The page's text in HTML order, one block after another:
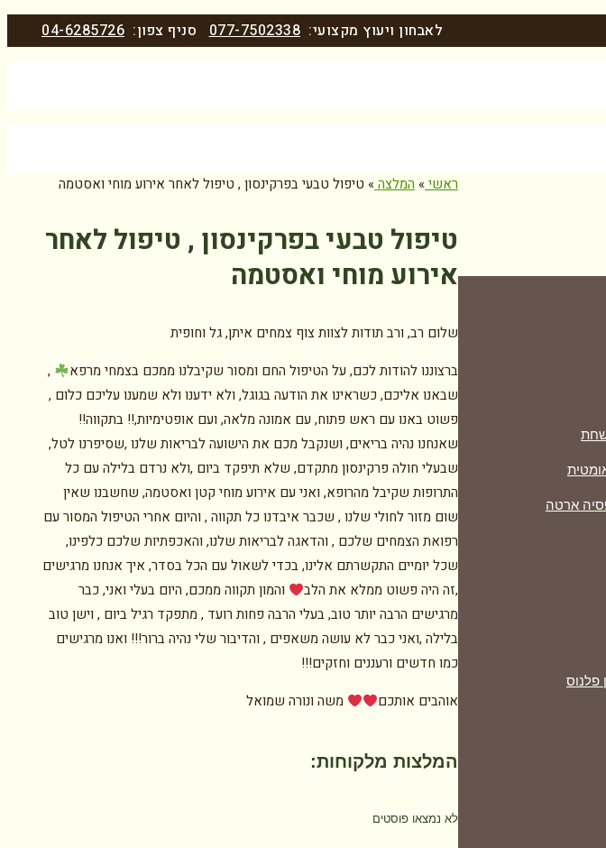
לאבחון ויעוץ מקצועי: 077-7502338 סניף צפון: 04-6285726
ארטה
פלנוס
ראשי» המלצה» טיפול טבעי בפרקינסון , טיפול לאחר אירוע מוחי ואסטמה
טיפול טבעי בפרקינסון , טיפול לאחר
אירוע מוחי ואסטמה
שלום רב, ורב תודות לצוות צוף צמחים איתן, גל וחופית
ברצוננו להודות לכם, על הטיפול החם ומסור שקיבלנו ממכם בצמחי מרפא️
,
שבאנו אליכם, כשראינו את הודעה בגוגל, ולא ידענו ולא שמענו עליכם כלום ,
פשוט באנו עם ראש פתוח, עם אמונה מלאה, ועם אופטימיות,!! בתקווה!!
שאנחנו נהיה בריאים, ושנקבל מכם את הישועה לבריאות שלנו ,שסיפרנו לטל,
שבעלי חולה פרקינסון מתקדם, שלא תיפקד ביום ,ולא נרדם בלילה עם כל
התרופות שקיבל מהרופא, ואני עם אירוע מוחי קטן ואסטמה, שחשבנו שאין
שום מזור לחולי שלנו , שכבר איבדנו כל תקווה , והיום אחרי הטיפול המסור עם
רפואת הצמחים שלכם , והדאגה לבריאות שלנו, והאכפתיות שלכם כלפינו,
שכל יומיים התקשרתם אלינו, בכדי לשאול עם הכל בסדר, איך אנחנו מרגישים
,זה היה פשוט ממלא את הלב️
והמון תקווה ממכם, היום בעלי ואני, כבר
מרגישים הרבה יותר טוב, בעלי הרבה פחות רועד , מתפקד רגיל ביום , וישן טוב
בלילה ,ואני כבר לא עושה משאפים , והדיבור שלי נהיה ברור!!! ואנו מרגישים
כמו חדשים ורעננים וחזקים!!!
אוהבים אותכם️
משה ונורה שמואל
המלצות מלקוחות:
לא נמצאו פוסטים